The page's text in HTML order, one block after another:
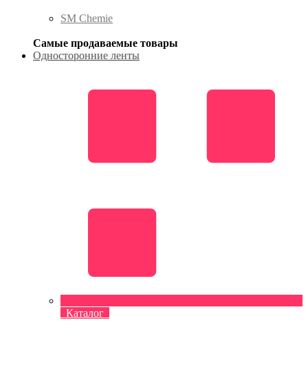
SM Chemie
Самые продаваемые товары
Односторонние ленты
Каталог